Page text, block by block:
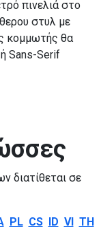
πινελιά στο
στυλ με
κομμωτής θα
ή Sans-Serif
διατίθεται σε
PL CS ID VI TH